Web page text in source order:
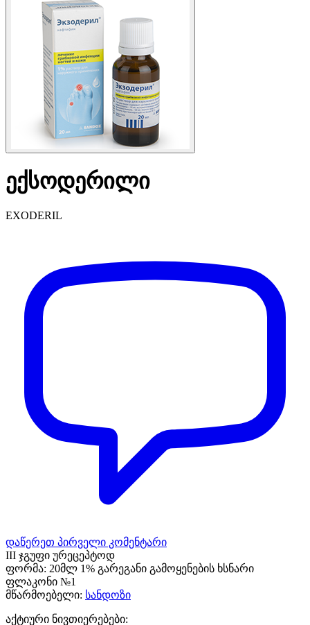
ექსოდერილი
EXODERIL
დაწერეთ პირველი კომენტარი
III ჯგუფი ურეცეპტოდ
ფორმა: 20მლ 1% გარეგანი გამოყენების ხსნარი
ფლაკონი №1
მწარმოებელი: სანდოზი
აქტიური ნივთიერებები: